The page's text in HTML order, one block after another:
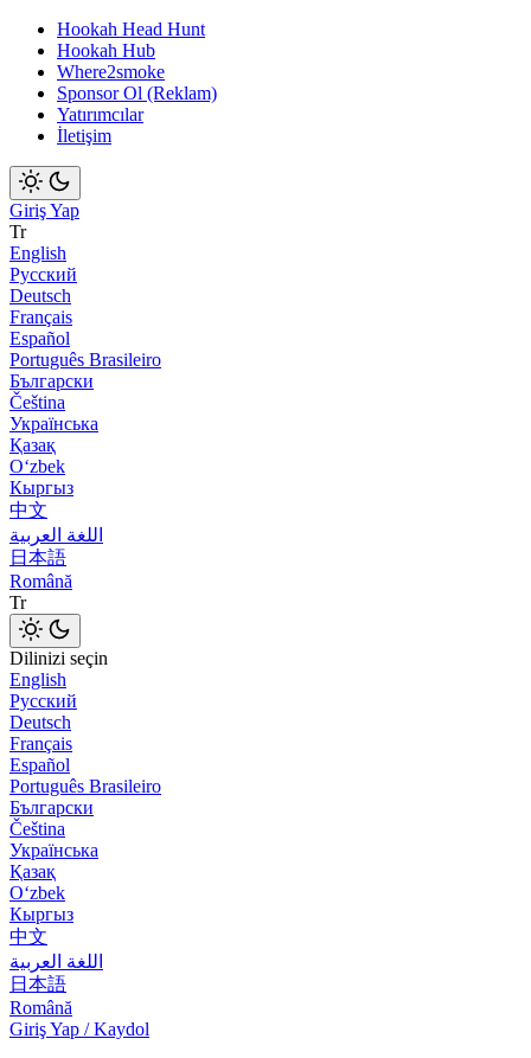
Hookah Head Hunt
Hookah Hub
Where2smoke
Sponsor Ol (Reklam)
Yatırımcılar
İletişim
Giriş Yap
Tr
English
Русский
Deutsch
Français
Español
Português Brasileiro
Български
Čeština
Українська
Қазақ
Оʻzbek
Кыргыз
中文
اللغة العربية
日本語
Română
Tr
Dilinizi seçin
English
Русский
Deutsch
Français
Español
Português Brasileiro
Български
Čeština
Українська
Қазақ
Оʻzbek
Кыргыз
中文
اللغة العربية
日本語
Română
Giriş Yap / Kaydol